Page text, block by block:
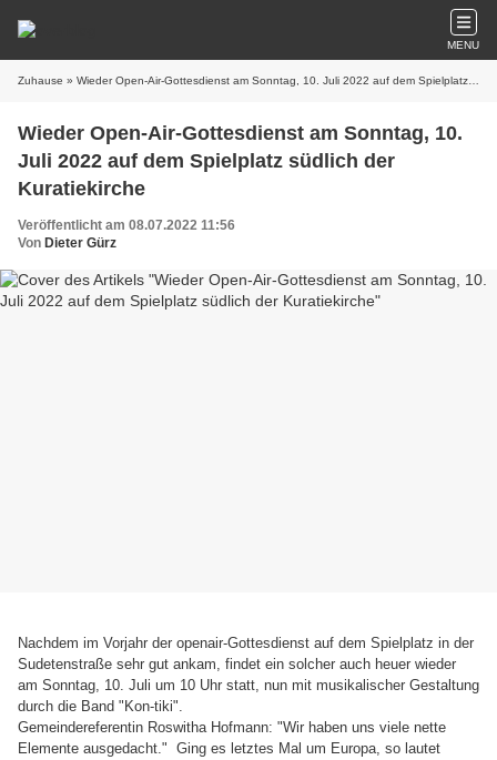
MENU
Zuhause » Wieder Open-Air-Gottesdienst am Sonntag, 10. Juli 2022 auf dem Spielplatz südlich der Kuratiekirche
Wieder Open-Air-Gottesdienst am Sonntag, 10.
Juli 2022 auf dem Spielplatz südlich der
Kuratiekirche
Veröffentlicht am 08.07.2022 11:56
Von Dieter Gürz
Nachdem im Vorjahr der openair-Gottesdienst auf dem Spielplatz in der
Sudetenstraße sehr gut ankam, findet ein solcher auch heuer wieder
am Sonntag, 10. Juli um 10 Uhr statt, nun mit musikalischer Gestaltung
durch die Band "Kon-tiki".
Gemeindereferentin Roswitha Hofmann: "Wir haben uns viele nette
Elemente ausgedacht." Ging es letztes Mal um Europa, so lautet